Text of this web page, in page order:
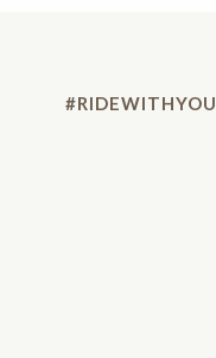
#RIDEWITHYOU